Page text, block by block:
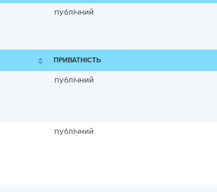
публічний
ПРИВАТНІСТЬ
публічний
публічний